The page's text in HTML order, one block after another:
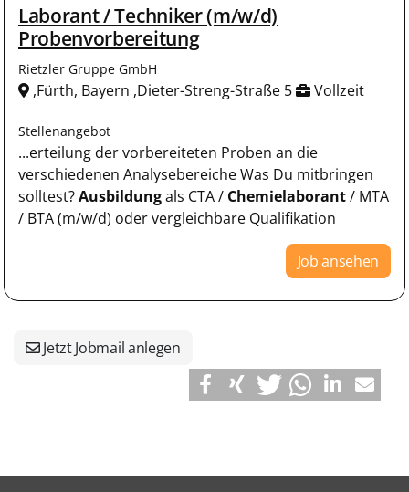
Laborant / Techniker (m/w/d)
Probenvorbereitung
Rietzler Gruppe GmbH
,Fürth, Bayern ,Dieter-Streng-Straße 5 Vollzeit
Stellenangebot
...erteilung der vorbereiteten Proben an die
verschiedenen Analysebereiche Was Du mitbringen
solltest?Ausbildungals CTA / Chemielaborant/ MTA
/ BTA (m/w/d) oder vergleichbare Qualifikation
Job ansehen
Jetzt Jobmail anlegen